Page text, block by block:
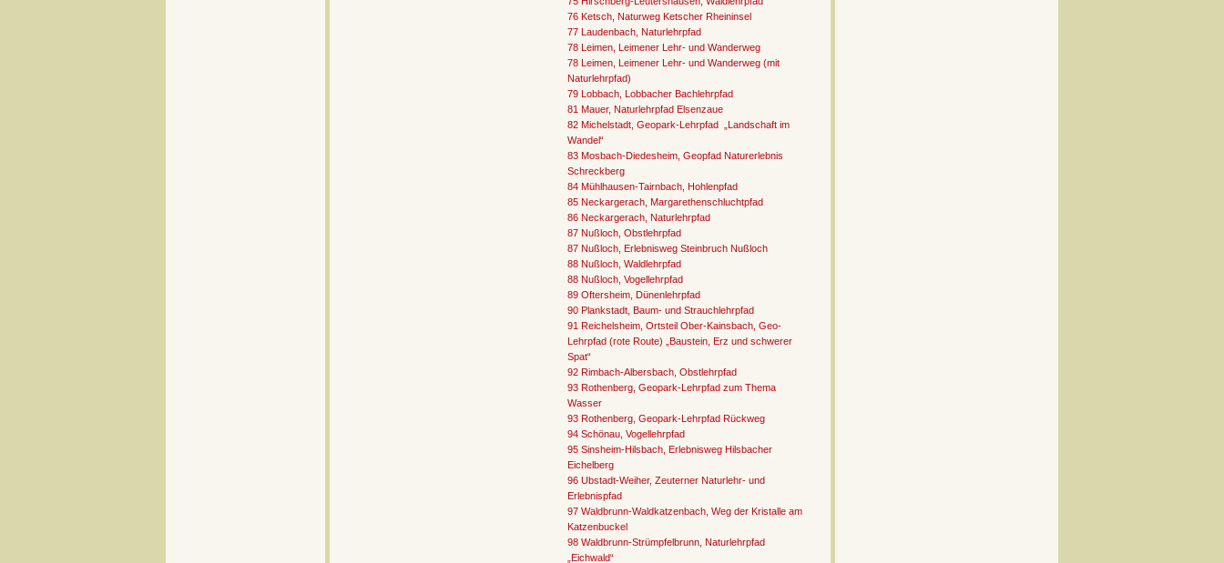
76 Ketsch, Naturweg Ketscher Rheininsel
77 Laudenbach, Naturlehrpfad
78 Leimen, Leimener Lehr- und Wanderweg
78 Leimen, Leimener Lehr- und Wanderweg (mit
Naturlehrpfad)
79 Lobbach, Lobbacher Bachlehrpfad
81 Mauer, Naturlehrpfad Elsenzaue
82 Michelstadt, Geopark-Lehrpfad „Landschaft im
Wandel“
83 Mosbach-Diedesheim, Geopfad Naturerlebnis
Schreckberg
84 Mühlhausen-Tairnbach, Hohlenpfad
85 Neckargerach, Margarethenschluchtpfad
86 Neckargerach, Naturlehrpfad
87 Nußloch, Obstlehrpfad
87 Nußloch, Erlebnisweg Steinbruch Nußloch
88 Nußloch, Waldlehrpfad
88 Nußloch, Vogellehrpfad
89 Oftersheim, Dünenlehrpfad
90 Plankstadt, Baum- und Strauchlehrpfad
91 Reichelsheim, Ortsteil Ober-Kainsbach, Geo-
Lehrpfad (rote Route) „Baustein, Erz und schwerer
Spat“
92 Rimbach-Albersbach, Obstlehrpfad
93 Rothenberg, Geopark-Lehrpfad zum Thema
Wasser
93 Rothenberg, Geopark-Lehrpfad Rückweg
94 Schönau, Vogellehrpfad
95 Sinsheim-Hilsbach, Erlebnisweg Hilsbacher
Eichelberg
96 Ubstadt-Weiher, Zeuterner Naturlehr- und
Erlebnispfad
97 Waldbrunn-Waldkatzenbach, Weg der Kristalle am
Katzenbuckel
98 Waldbrunn-Strümpfelbrunn, Naturlehrpfad
„Eichwald“